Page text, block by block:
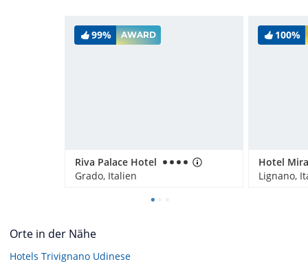
99% AWARD
Riva Palace Hotel
Grado, Italien
100%
Hotel
Lignano,
Orte in der Nähe
Hotels Trivignano Udinese